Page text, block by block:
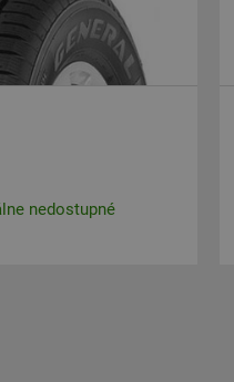
nedostupné